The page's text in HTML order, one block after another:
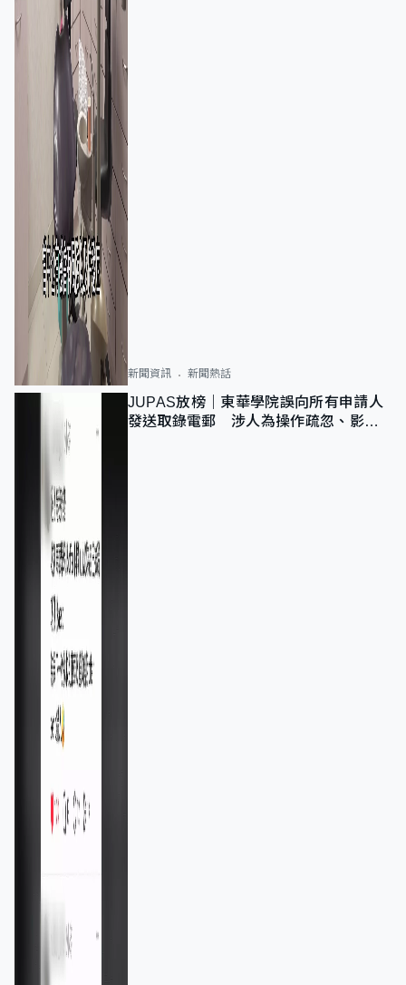
新聞資訊 新聞熱話
JUPAS放榜｜東華學院誤向所有申請人
發送取錄電郵 涉人為操作疏忽、影響